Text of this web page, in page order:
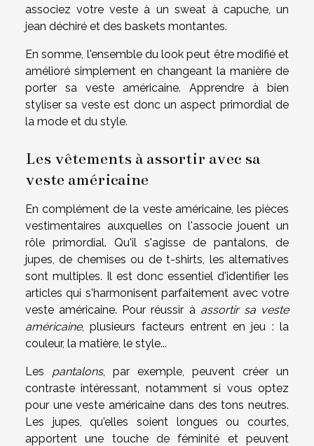
associez votre veste à un sweat à capuche, un
jean déchiré et des baskets montantes.
En somme, l'ensemble du look peut être modifié et
amélioré simplement en changeant la manière de
porter sa veste américaine. Apprendre à bien
styliser sa veste est donc un aspect primordial de
la mode et du style.
Les vêtements à assortir avec sa
veste américaine
En complément de la veste américaine, les pièces
vestimentaires auxquelles on l'associe jouent un
rôle primordial. Qu'il s'agisse de pantalons, de
jupes, de chemises ou de t-shirts, les alternatives
sont multiples. Il est donc essentiel d'identifier les
articles qui s'harmonisent parfaitement avec votre
veste américaine. Pour réussir à assortir sa veste
américaine, plusieurs facteurs entrent en jeu : la
couleur, la matière, le style...
Les pantalons, par exemple, peuvent créer un
contraste intéressant, notamment si vous optez
pour une veste américaine dans des tons neutres.
Les jupes, qu'elles soient longues ou courtes,
apportent une touche de féminité et peuvent